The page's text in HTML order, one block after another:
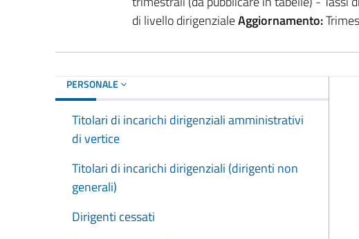
di livello dirigenzialeAggiornamento:
PERSONALE
Titolari di incarichi dirigenziali amministrativi
di vertice
Titolari di incarichi dirigenziali (dirigenti non
generali)
Dirigenti cessati